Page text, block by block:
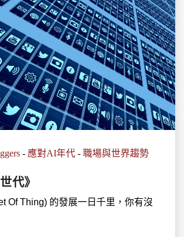
- 應對AI年代 - 職場與世界趨勢
代》
Of Thing) 的發展一日千里，你有沒